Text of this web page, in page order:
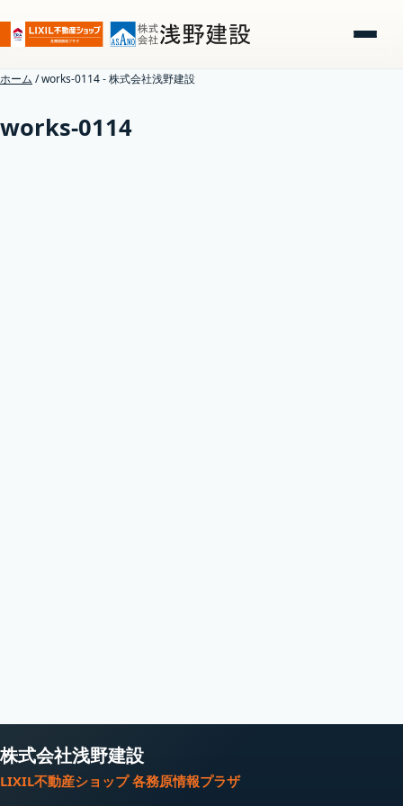
ホーム /works-0114 - 株式会社浅野建設
works-0114
株式会社浅野建設
LIXIL不動産ショップ 各務原情報プラザ